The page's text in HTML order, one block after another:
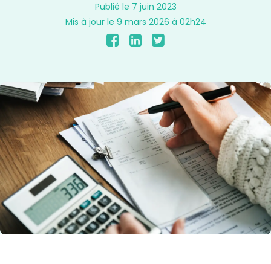
Publié le 7 juin 2023
Mis à jour le 9 mars 2026 à 02h24